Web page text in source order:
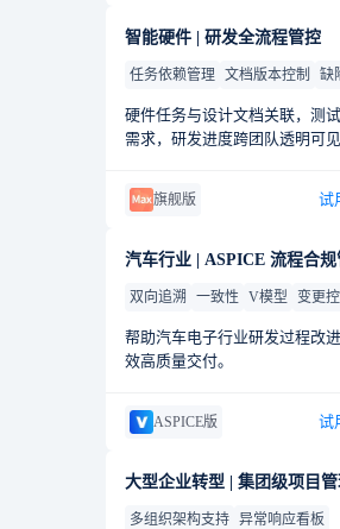
智能硬件 | 研发全流程管控
任务依赖管理 文档版本控制 缺
硬件任务与设计文档关联，测
需求，研发进度跨团队透明可见
旗舰版 试
汽车行业 | ASPICE 流程合规
双向追溯 一致性 V模型 变更
帮助汽车电子行业研发过程改
效高质量交付。
ASPICE版 试
大型企业转型 | 集团级项目
多组织架构支持 异常响应看板